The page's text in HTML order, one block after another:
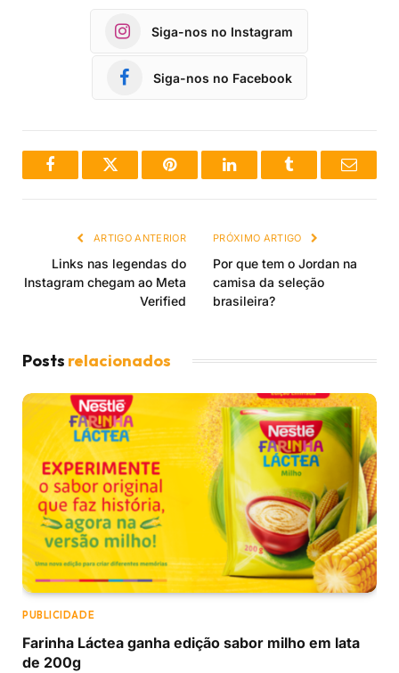
Siga-nos no Instagram
Siga-nos no Facebook
FacebookTwitter Pinterest LinkedInTumblr Email
ARTIGO ANTERIOR
Links nas legendas do
Instagram chegam ao Meta
Verified
PRÓXIMO ARTIGO
Por que tem o Jordan na
camisa da seleção
brasileira?
Posts relacionados
PUBLICIDADE
Farinha Láctea ganha edição sabor milho em lata
de 200g